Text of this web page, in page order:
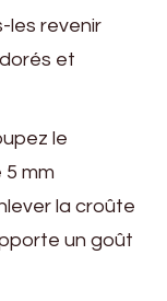
les revenir
dorés et
le
mm
la croûte
un goût